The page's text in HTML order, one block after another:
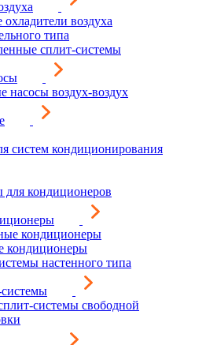
воздуха
типа
сплит-системы
насосы воздух-воздух
систем кондиционирования
для кондиционеров
кондиционеры
кондиционеры
настенного типа
системы свободной